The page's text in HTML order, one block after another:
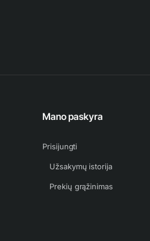
Mano paskyra
Prisijungti
Užsakymų istorija
Prekių grąžinimas